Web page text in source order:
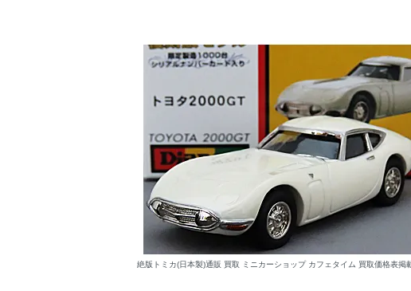
絶版トミカ(日本製)通販 買取 ミニカーショップ カフェタイム 買取価格表掲